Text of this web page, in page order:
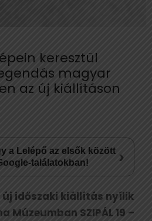
keresztül
magyar
az új kiállításon
a Lelépő az elsők között
találatokban!
›
új időszaki kiállítás nyílik
Múzeumban SZIPÁL 19 –